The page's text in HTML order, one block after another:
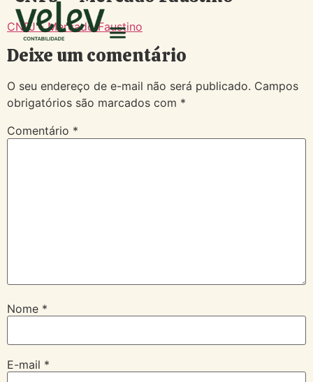
CNPJ - Mercado Faustino
Deixe um comentário
O seu endereço de e-mail não será publicado. Campos
obrigatórios são marcados com *
Comentário *
Nome *
E-mail *